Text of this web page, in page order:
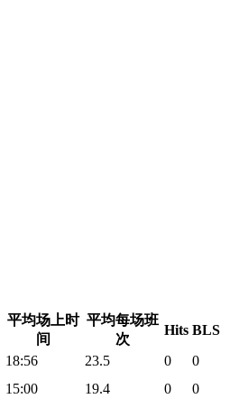
平均场上时
间
平均每场班
次
Hits BLS
18:56 23.5 0
0
15:00 19.4 0
0